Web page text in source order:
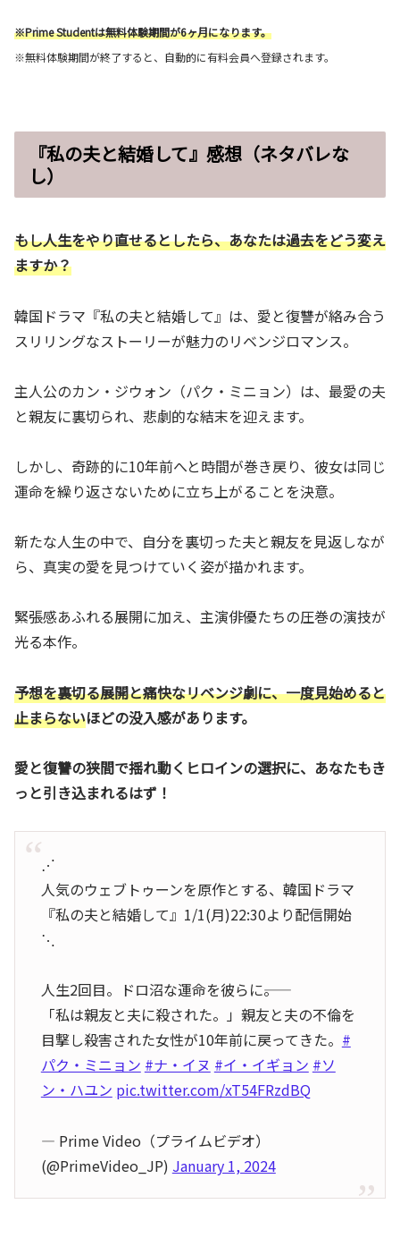
※Prime Studentは無料体験期間が6ヶ月になります。
※無料体験期間が終了すると、自動的に有料会員へ登録されます。
『私の夫と結婚して』感想（ネタバレな
し）
もし人生をやり直せるとしたら、あなたは過去をどう変え
ますか？
韓国ドラマ『私の夫と結婚して』は、愛と復讐が絡み合う
スリリングなストーリーが魅力のリベンジロマンス。
主人公のカン・ジウォン（パク・ミニョン）は、最愛の夫
と親友に裏切られ、悲劇的な結末を迎えます。
しかし、奇跡的に10年前へと時間が巻き戻り、彼女は同じ
運命を繰り返さないために立ち上がることを決意。
新たな人生の中で、自分を裏切った夫と親友を見返しなが
ら、真実の愛を見つけていく姿が描かれます。
緊張感あふれる展開に加え、主演俳優たちの圧巻の演技が
光る本作。
予想を裏切る展開と痛快なリベンジ劇に、一度見始めると
止まらないほどの没入感があります。
愛と復讐の狭間で揺れ動くヒロインの選択に、あなたもき
っと引き込まれるはず！
⋰
人気のウェブトゥーンを原作とする、韓国ドラマ
『私の夫と結婚して』1/1(月)22:30より配信開始
⋱
人生2回目。ドロ沼な運命を彼らに――。
「私は親友と夫に殺された。」親友と夫の不倫を
目撃し殺害された女性が10年前に戻ってきた。 #
パク・ミニョン #ナ・イヌ #イ・イギョン #ソ
ン・ハユン pic.twitter.com/xT54FRzdBQ
— Prime Video（プライムビデオ）
(@PrimeVideo_JP) January 1, 2024